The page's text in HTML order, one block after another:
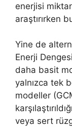
enerjisi
araştırırken
Yine de
Enerji
daha basit
yalnızca tek
modeller
veya sert